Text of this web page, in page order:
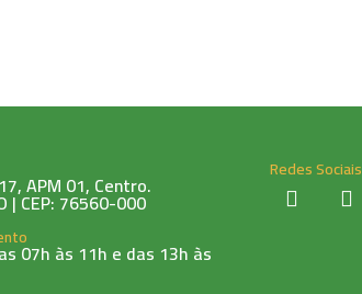
APM 01, Centro.
CEP: 76560-000
07h às 11h e das 13h às
Redes Sociais